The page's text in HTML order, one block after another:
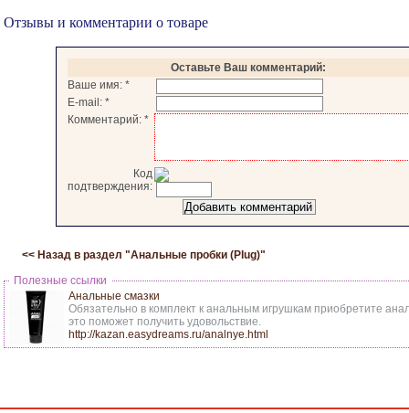
Отзывы и комментарии о товаре
Оставьте Ваш комментарий:
Ваше имя: *
E-mail: *
Комментарий: *
Код
подтверждения:
<< Назад в раздел "Анальные пробки (Plug)"
Полезные ссылки
Анальные смазки
Обязательно в комплект к анальным игрушкам приобретите
это поможет получить удовольствие.
http://kazan.easydreams.ru/analnye.html